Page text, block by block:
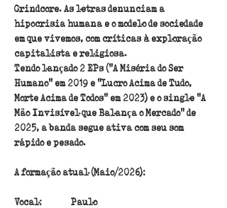
Grindcore. As letras denunciam a
hipocrisia humana e o modelo de sociedade
em que vivemos, com críticas à exploração
capitalista e religiosa.
Tendo lançado 2 EPs ("A Miséria do Ser
Humano" em 2019 e "Lucro Acima de Tudo,
Morte Acima de Todos" em 2023) e o single "A
Mão Invisível que Balança o Mercado" de
2025, a banda segue ativa com seu som
rápido e pesado.
A formação atual (Maio/2026):
Vocal: 	Paulo